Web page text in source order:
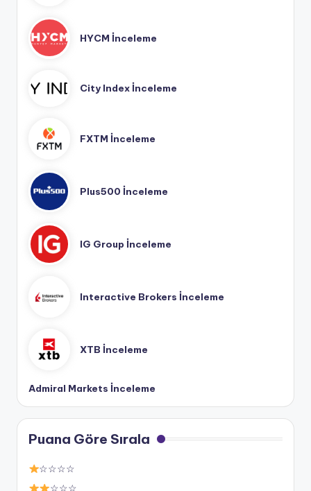
HYCM İnceleme
City Index İnceleme
FXTM İnceleme
Plus500 İnceleme
IG Group İnceleme
Interactive Brokers İnceleme
XTB İnceleme
Admiral Markets İnceleme
Puana Göre Sırala
☆☆☆☆
☆☆☆